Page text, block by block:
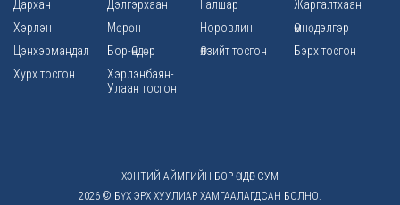
Дархан
Дэлгэрхаан Галшар
Жаргалтхаан
Хэрлэн
Мөрөн Норовлин
Өмнөдэлгэр
Цэнхэрмандал
Бор-Өндөр Өлзийт тосгон
Бэрх тосгон
Хурх тосгон
Хэрлэнбаян-
Улаан тосгон
ХЭНТИЙ АЙМГИЙН БОР-ӨНДӨР СУМ
2026 © БҮХ ЭРХ ХУУЛИАР ХАМГААЛАГДСАН БОЛНО.